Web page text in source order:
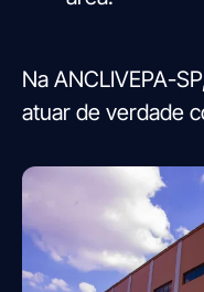
Na ANCLIVEPA-
atuar de verdade